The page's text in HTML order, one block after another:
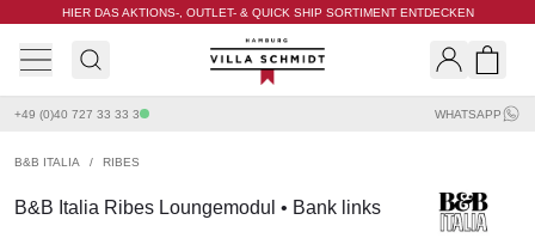
HIER DAS AKTIONS-, OUTLET- & QUICK SHIP SORTIMENT ENTDECKEN
Villa Schmidt
+49 (0)40 727 33 33 3 WHATSAPP
B&B ITALIA / RIBES
B&B Italia Ribes Loungemodul • Bank links